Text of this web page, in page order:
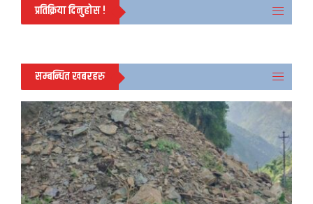
प्रतिक्रिया दिनुहोस !
सम्बन्धित खबरहरु